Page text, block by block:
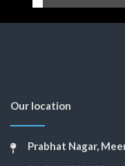
Our location
Prabhat Nagar,